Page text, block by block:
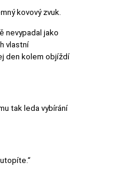
kovový zvuk.
nevypadal jako
vlastní
den kolem objíždí
tak leda vybírání